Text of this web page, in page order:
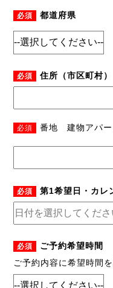
必須 都道府県
必須 住所（市区町村）
必須 番地 建物アパー
必須 第1希望日・カレ
必須
ご予約希望時間
ご予約内容に希望時間